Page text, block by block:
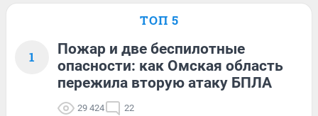
ТОП 5
1
Пожар и две беспилотные
опасности: как Омская область
пережила вторую атаку БПЛА
29 424 22